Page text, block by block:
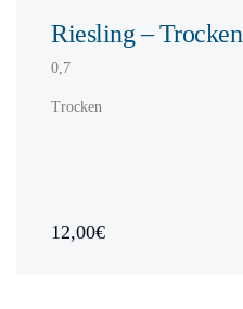
Riesling – Trocken
0,7
Trocken
12,00€